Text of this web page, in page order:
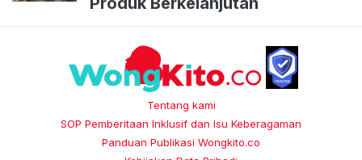
Tentang kami
SOP Pemberitaan Inklusif dan Isu Keberagaman
Panduan Publikasi Wongkito.co